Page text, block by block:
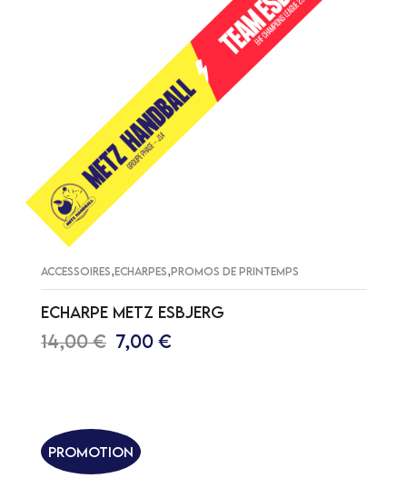
ACCESSOIRES,ECHARPES,PROMOS DE PRINTEMPS
ECHARPE METZ ESBJERG
14,00€ 7,00 €
Promotion